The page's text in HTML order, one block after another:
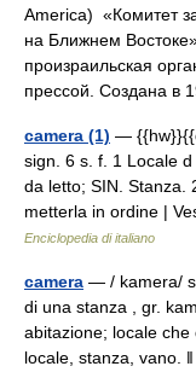
America) «Комитет
на Ближнем
произраильская
прессой. Создана
camera (1) —
sign. 6 s. f. 1 Locale
da letto; SIN. Stanza.
metterla in ordine |
Enciclopedia di italiano
camera — / kamera/
di una stanza , gr.
abitazione; locale
locale, stanza, vano.